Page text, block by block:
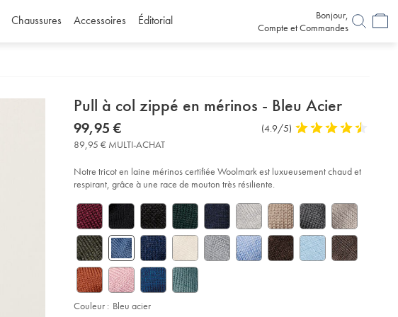
Chaussures Accessoires Éditorial
Bonjour,
Compte et Commandes
details
about
product:
Pull à col zippé en mérinos - Bleu Acier
Details
https://www.charlestyrwhitt.com/fr/pull-
%C3%A0-
col-
zipp%C3%A9-
m%C3%A9rinos-
-
-
acier/KNJ0432STL.html?
sourceCode=frdefault
now
99,95
€
99,95 €
Commentaires
(4.9/5) 4,9
5
89,95 € MULTI-ACHAT
Notre tricot en laine mérinos certifiée Woolmark est luxueusement chaud et
respirant, grâce à une race de mouton très résiliente.
Couleur : Bleu acier